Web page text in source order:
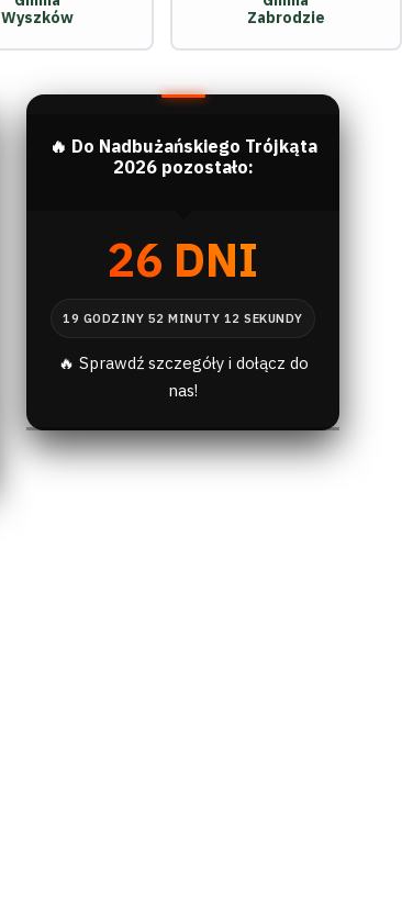
Wyszków
Zabrodzie
🔥 Do Nadbużańskiego Trójkąta
2026 pozostało:
26 DNI
🔥 Sprawdź szczegóły i dołącz do
nas!